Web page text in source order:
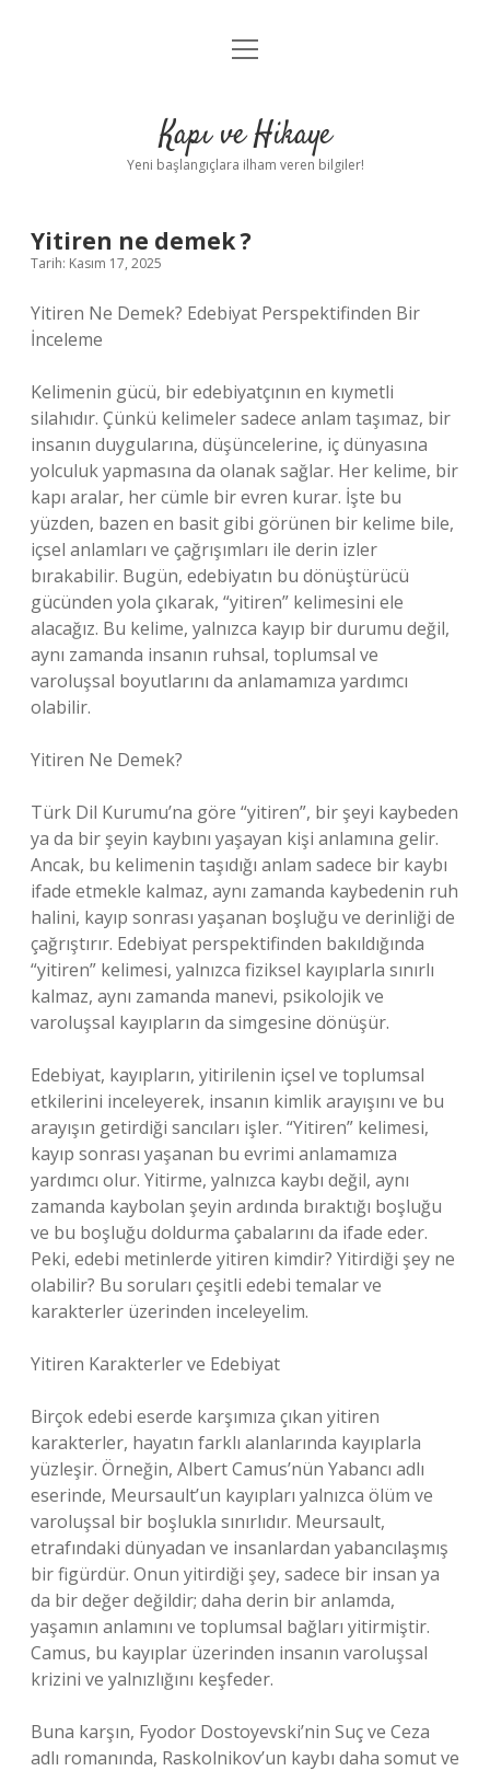
Anasayfa
Yasal Uyarı
menüyü
Kapı ve Hikaye
Yeni başlangıçlara ilham veren bilgiler!
Yitiren ne demek ?
Tarih: Kasım 17, 2025
Yitiren Ne Demek? Edebiyat Perspektifinden Bir
İnceleme
Kelimenin gücü, bir edebiyatçının en kıymetli
silahıdır. Çünkü kelimeler sadece anlam taşımaz, bir
insanın duygularına, düşüncelerine, iç dünyasına
yolculuk yapmasına da olanak sağlar. Her kelime, bir
kapı aralar, her cümle bir evren kurar. İşte bu
yüzden, bazen en basit gibi görünen bir kelime bile,
içsel anlamları ve çağrışımları ile derin izler
bırakabilir. Bugün, edebiyatın bu dönüştürücü
gücünden yola çıkarak, “yitiren” kelimesini ele
alacağız. Bu kelime, yalnızca kayıp bir durumu değil,
aynı zamanda insanın ruhsal, toplumsal ve
varoluşsal boyutlarını da anlamamıza yardımcı
olabilir.
Yitiren Ne Demek?
Türk Dil Kurumu’na göre “yitiren”, bir şeyi kaybeden
ya da bir şeyin kaybını yaşayan kişi anlamına gelir.
Ancak, bu kelimenin taşıdığı anlam sadece bir kaybı
ifade etmekle kalmaz, aynı zamanda kaybedenin ruh
halini, kayıp sonrası yaşanan boşluğu ve derinliği de
çağrıştırır. Edebiyat perspektifinden bakıldığında
“yitiren” kelimesi, yalnızca fiziksel kayıplarla sınırlı
kalmaz, aynı zamanda manevi, psikolojik ve
varoluşsal kayıpların da simgesine dönüşür.
Edebiyat, kayıpların, yitirilenin içsel ve toplumsal
etkilerini inceleyerek, insanın kimlik arayışını ve bu
arayışın getirdiği sancıları işler. “Yitiren” kelimesi,
kayıp sonrası yaşanan bu evrimi anlamamıza
yardımcı olur. Yitirme, yalnızca kaybı değil, aynı
zamanda kaybolan şeyin ardında bıraktığı boşluğu
ve bu boşluğu doldurma çabalarını da ifade eder.
Peki, edebi metinlerde yitiren kimdir? Yitirdiği şey ne
olabilir? Bu soruları çeşitli edebi temalar ve
karakterler üzerinden inceleyelim.
Yitiren Karakterler ve Edebiyat
Birçok edebi eserde karşımıza çıkan yitiren
karakterler, hayatın farklı alanlarında kayıplarla
yüzleşir. Örneğin, Albert Camus’nün Yabancı adlı
eserinde, Meursault’un kayıpları yalnızca ölüm ve
varoluşsal bir boşlukla sınırlıdır. Meursault,
etrafındaki dünyadan ve insanlardan yabancılaşmış
bir figürdür. Onun yitirdiği şey, sadece bir insan ya
da bir değer değildir; daha derin bir anlamda,
yaşamın anlamını ve toplumsal bağları yitirmiştir.
Camus, bu kayıplar üzerinden insanın varoluşsal
krizini ve yalnızlığını keşfeder.
Buna karşın, Fyodor Dostoyevski’nin Suç ve Ceza
adlı romanında, Raskolnikov’un kaybı daha somut ve